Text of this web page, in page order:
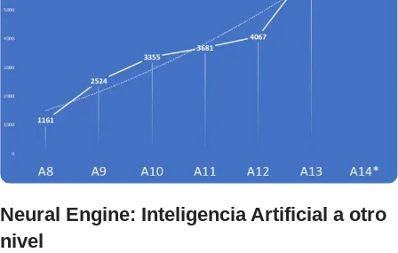
Neural Engine: Inteligencia Artificial a otro
nivel